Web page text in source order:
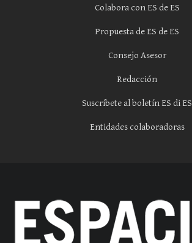
Colabora con ES de ES
Propuesta de ES de ES
Consejo Asesor
Redacción
Suscríbete al boletín ES di ES
Entidades colaboradoras